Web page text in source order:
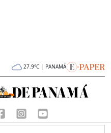
27.9°C | PANAMÁ